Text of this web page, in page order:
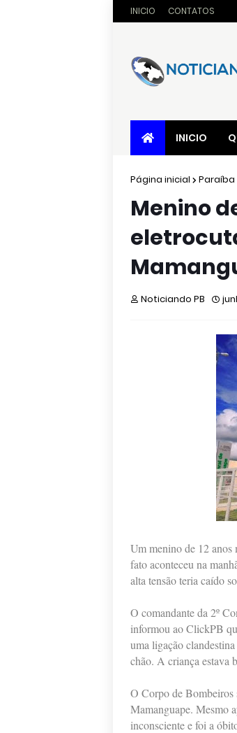
INICIO CONTATOS
INICIO
Página inicial Paraíba
Menino
Noticiando PB
Um menino de 12 anos
fato aconteceu na
alta tensão teria caído
O comandante da 2º
informou ao ClickPB
uma ligação
chão. A criança estava
O Corpo de Bombeiros
Mamanguape. Mesmo
inconsciente e foi a